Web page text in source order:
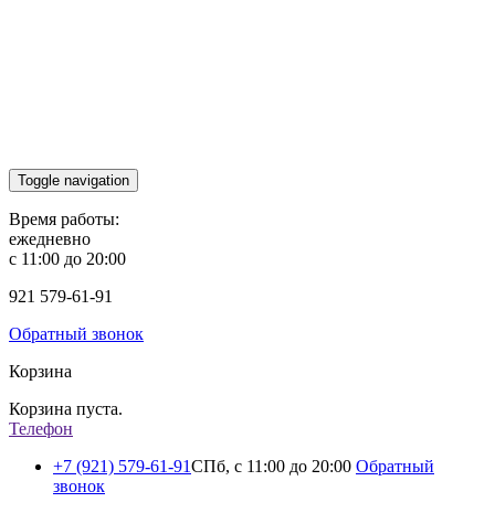
Toggle navigation
Время работы:
ежедневно
с 11:00 до 20:00
921 579-61-91
Обратный звонок
Корзина
Корзина пуста.
Телефон
+7 (921) 579-61-91СПб, с 11:00 до 20:00 Обратный
звонок